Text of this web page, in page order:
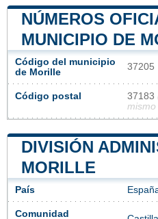
NÚMEROS
MUNICIPIO DE
Código del municipio
de Morille
37205
Código postal 37183
mismo
DIVISIÓN
MORILLE
País
Comunidad